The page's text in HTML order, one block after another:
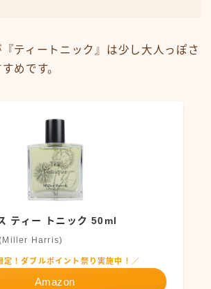
ティートニック』は少し大人っぽさ
めです。
ティー トニック 50ml
(Miller Harris)
定！ダブルポイント祭り実施中！／
Amazon